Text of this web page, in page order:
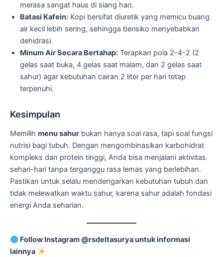
merasa sangat haus di siang hari.
Batasi Kafein: Kopi bersifat diuretik yang memicu buang
air kecil lebih sering, sehingga berisiko menyebabkan
dehidrasi.
Minum Air Secara Bertahap: Terapkan pola 2-4-2 (2
gelas saat buka, 4 gelas saat malam, dan 2 gelas saat
sahur) agar kebutuhan cairan 2 liter per hari tetap
terpenuhi.
Kesimpulan
Memilih menu sahur bukan hanya soal rasa, tapi soal fungsi
nutrisi bagi tubuh. Dengan mengombinasikan karbohidrat
kompleks dan protein tinggi, Anda bisa menjalani aktivitas
sehari-hari tanpa terganggu rasa lemas yang berlebihan.
Pastikan untuk selalu mendengarkan kebutuhan tubuh dan
tidak melewatkan waktu sahur, karena sahur adalah fondasi
energi Anda seharian.
Follow Instagram @rsdeltasurya untuk informasi
lainnya